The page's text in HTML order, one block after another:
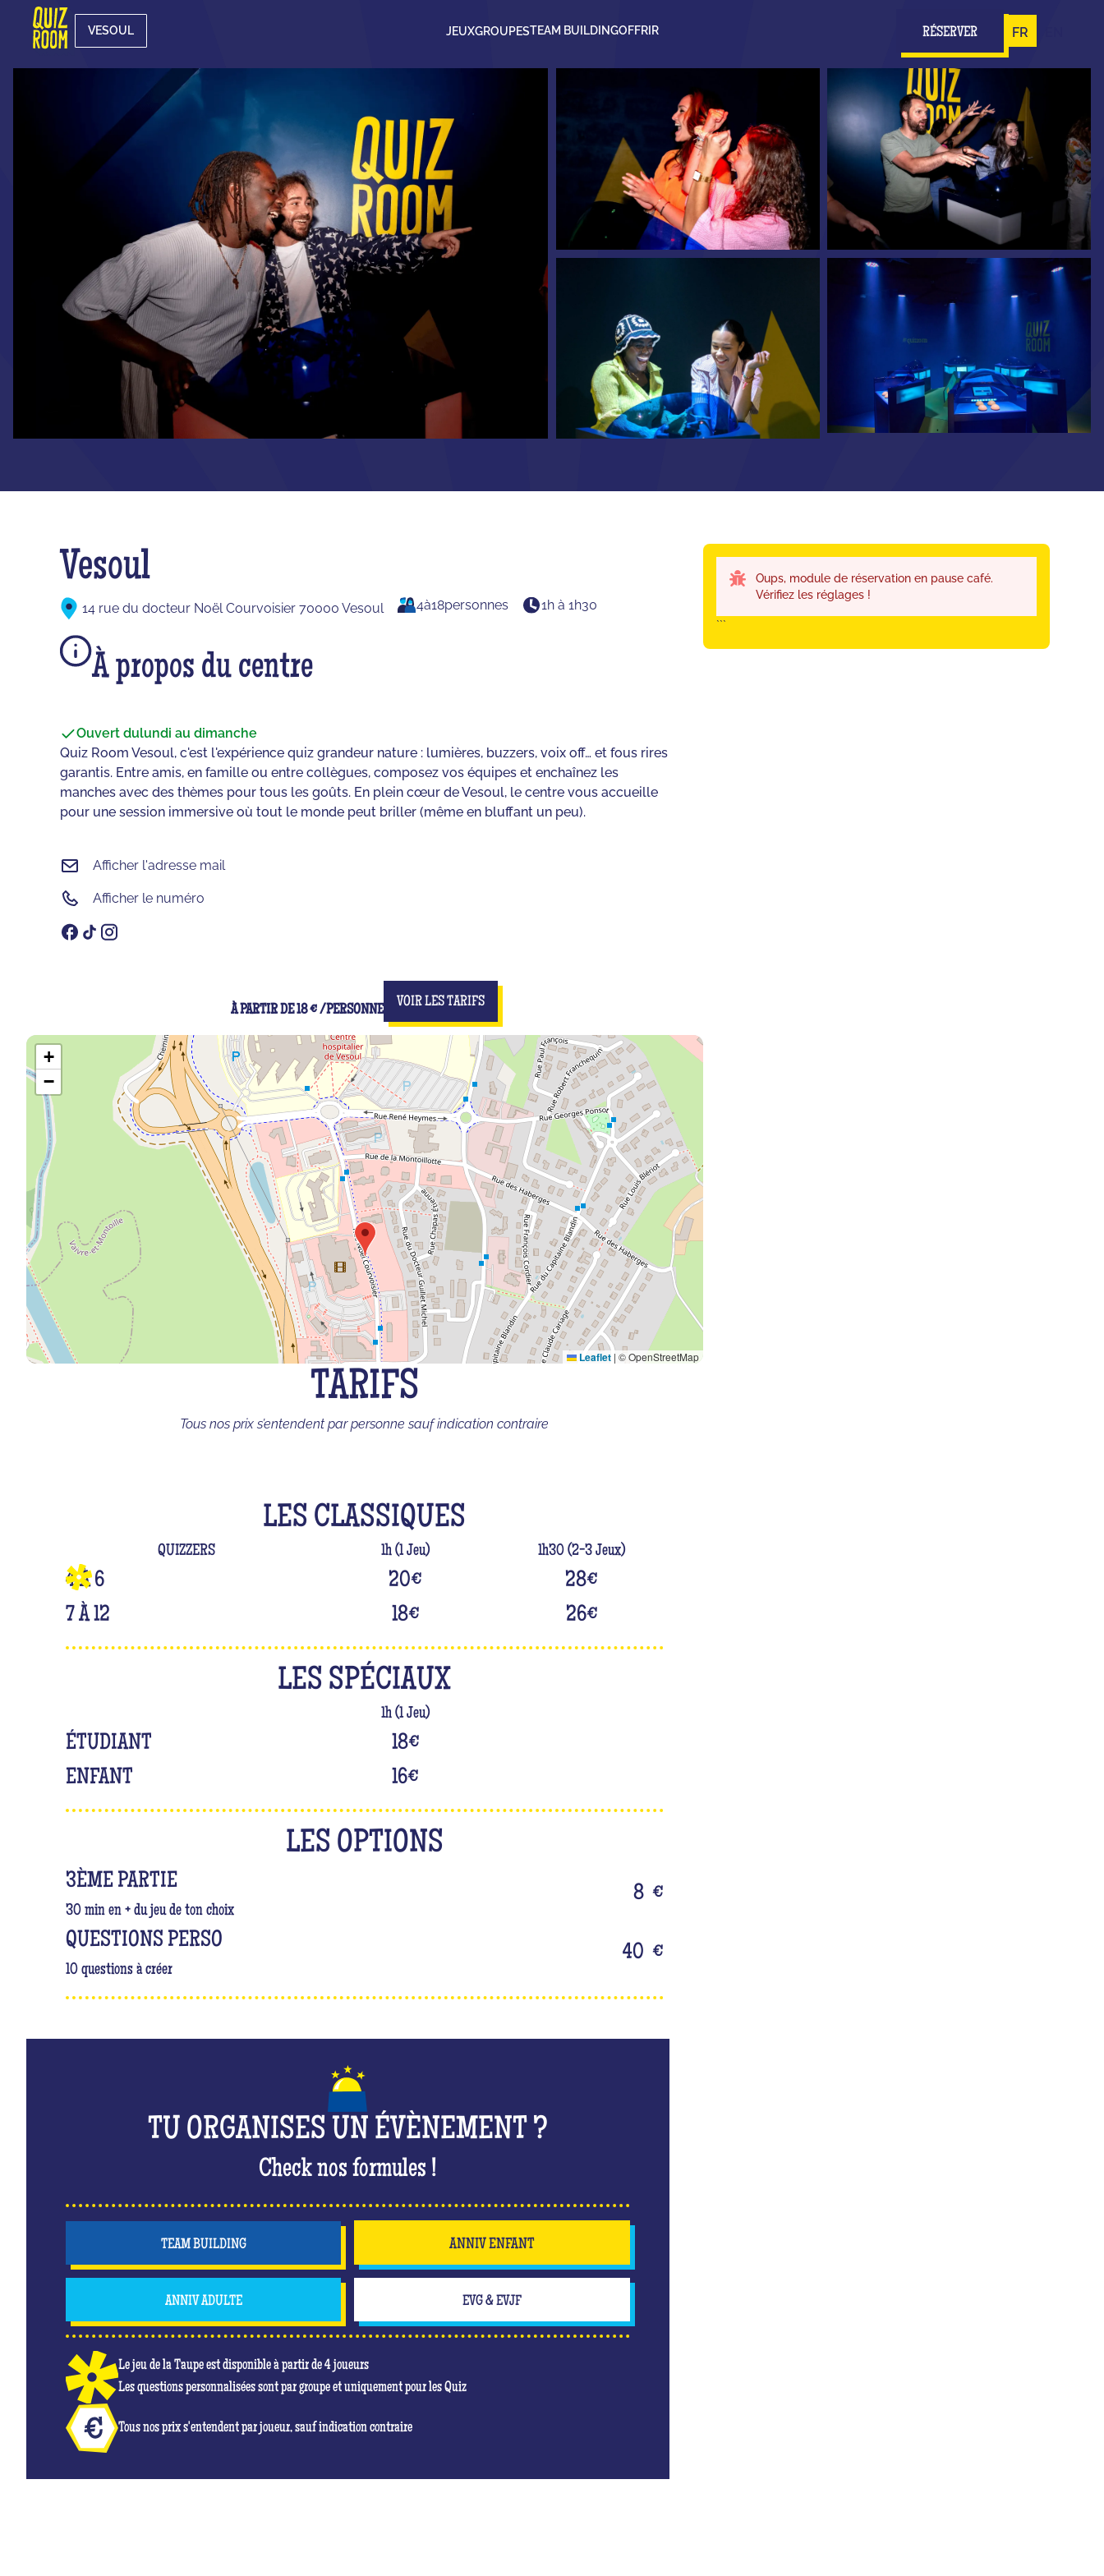
VESOUL JEUXGROUPESTEAM BUILDINGOFFRIR RÉSERVER FR
Vesoul
14 rue du docteur Noël Courvoisier 70000 Vesoul 4à18personnes 1h à 1h30
À propos du centre
Ouvert dulundi au dimanche
Quiz Room Vesoul, c'est l'expérience quiz grandeur nature : lumières, buzzers, voix off… et fous rires
garantis. Entre amis, en famille ou entre collègues, composez vos équipes et enchaînez les
manches avec des thèmes pour tous les goûts. En plein cœur de Vesoul, le centre vous accueille
pour une session immersive où tout le monde peut briller (même en bluffant un peu).
Afficher l'adresse mail
Afficher le numéro
À PARTIR DE 18 € /PERSONNE
VOIR LES TARIFS
+
−
Leaflet | © OpenStreetMap
TARIFS
Tous nos prix s’entendent par personne sauf indication contraire
LES CLASSIQUES
QUIZZERS 1h (1 Jeu) 1h30 (2-3 Jeux)
4 À 6 20€ 28€
7 À 12
18€ 26€
LES SPÉCIAUX
1h (1 Jeu)
ÉTUDIANT 18€
ENFANT
16€
LES OPTIONS
3ÈME PARTIE
30 min en + du jeu de ton choix
8 €
QUESTIONS PERSO
10 questions à créer
40 €
TU ORGANISES UN ÉVÈNEMENT ?
Check nos formules !
TEAM BUILDING ANNIV ENFANT
ANNIV ADULTE EVG & EVJF
Le jeu de la Taupe est disponible à partir de 4 joueurs
Les questions personnalisées sont par groupe et uniquement pour les Quiz
Tous nos prix s'entendent par joueur, sauf indication contraire
Oups, module de réservation en pause café.
Vérifiez les réglages !
```